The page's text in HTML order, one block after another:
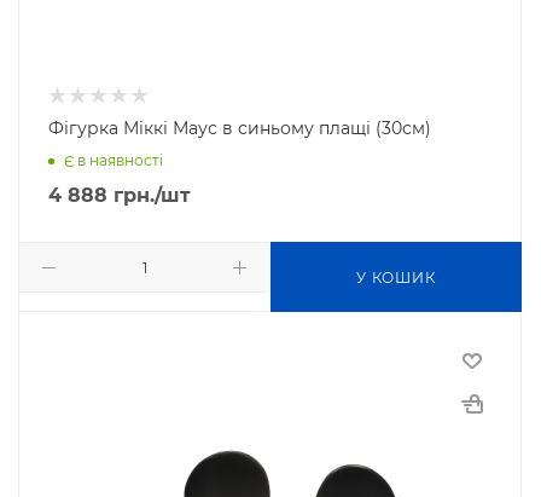
Фігурка Міккі Маус в синьому плащі (30см)
Є в наявності
4 888 грн./шт
У КОШИК